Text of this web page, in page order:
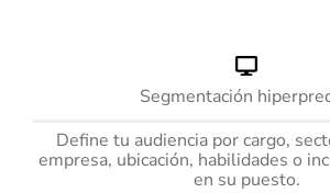
Segmentación
Define tu audiencia por cargo,
empresa, ubicación, habilidades o
en su puesto.